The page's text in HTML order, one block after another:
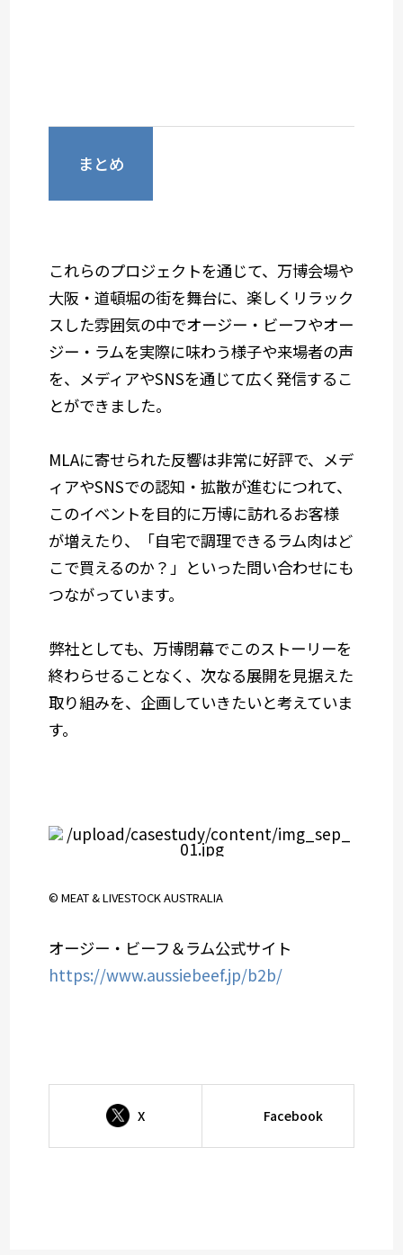
まとめ
これらのプロジェクトを通じて、万博会場や
大阪・道頓堀の街を舞台に、楽しくリラック
スした雰囲気の中でオージー・ビーフやオー
ジー・ラムを実際に味わう様子や来場者の声
を、メディアやSNSを通じて広く発信するこ
とができました。
MLAに寄せられた反響は非常に好評で、メデ
ィアやSNSでの認知・拡散が進むにつれて、
このイベントを目的に万博に訪れるお客様
が増えたり、「自宅で調理できるラム肉はど
こで買えるのか？」といった問い合わせにも
つながっています。
弊社としても、万博閉幕でこのストーリーを
終わらせることなく、次なる展開を見据えた
取り組みを、企画していきたいと考えていま
す。
© MEAT & LIVESTOCK AUSTRALIA
オージー・ビーフ＆ラム公式サイト
https://www.aussiebeef.jp/b2b/
X Facebook